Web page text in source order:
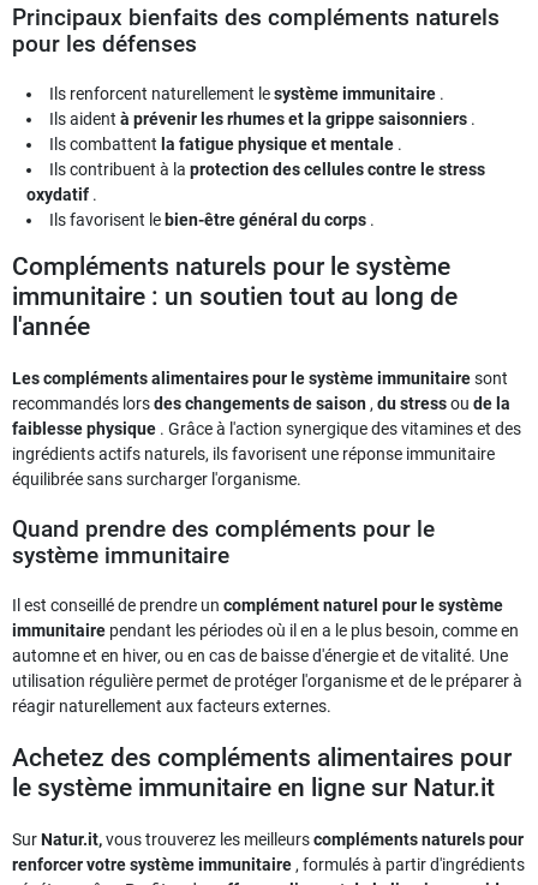
Principaux bienfaits des compléments naturels
pour les défenses
Ils renforcent naturellement lesystème immunitaire .
Ils aidentà prévenir les rhumes et la grippe saisonniers .
Ils combattent la fatigue physique et mentale .
Ils contribuent à laprotection des cellules contre le stress
oxydatif .
Ils favorisent le bien-être général du corps .
Compléments naturels pour le système
immunitaire : un soutien tout au long de
l'année
Les compléments alimentaires pour le système immunitairesont
recommandés lorsdes changements de saison , du stressou de la
faiblesse physique . Grâce à l'action synergique des vitamines et des
ingrédients actifs naturels, ils favorisent une réponse immunitaire
équilibrée sans surcharger l'organisme.
Quand prendre des compléments pour le
système immunitaire
Il est conseillé de prendre un complément naturel pour le système
immunitaire pendant les périodes où il en a le plus besoin, comme en
automne et en hiver, ou en cas de baisse d'énergie et de vitalité. Une
utilisation régulière permet de protéger l'organisme et de le préparer à
réagir naturellement aux facteurs externes.
Achetez des compléments alimentaires pour
le système immunitaire en ligne sur Natur.it
SurNatur.it,vous trouverez les meilleurscompléments naturels pour
renforcer votre système immunitaire , formulés à partir d'ingrédients